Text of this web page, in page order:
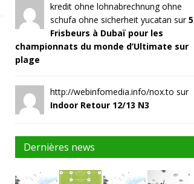
kredit ohne lohnabrechnung ohne
schufa ohne sicherheit yucatan sur5
Frisbeurs à Dubaï pour les
championnats du monde d’Ultimate sur
plage
http://webinfomedia.info/nox.to sur
Indoor Retour 12/13 N3
Dernières news